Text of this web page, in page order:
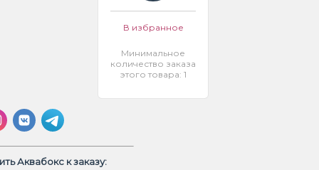
В избранное
Минимальное
количество заказа
этого товара: 1
Аквабокс к заказу: